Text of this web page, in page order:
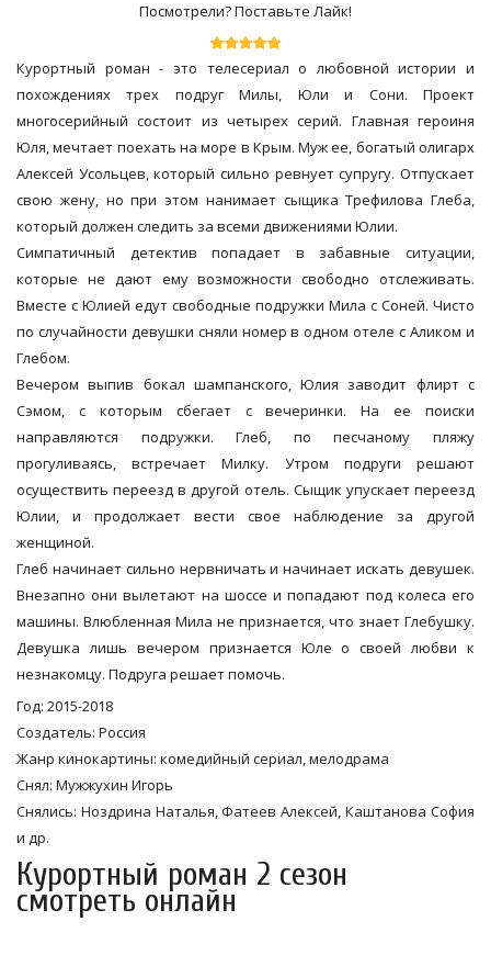
Посмотрели? Поставьте Лайк!
Курортный роман - это телесериал о любовной истории и
похождениях трех подруг Милы, Юли и Сони. Проект
многосерийный состоит из четырех серий. Главная героиня
Юля, мечтает поехать на море в Крым. Муж ее, богатый олигарх
Алексей Усольцев, который сильно ревнует супругу. Отпускает
свою жену, но при этом нанимает сыщика Трефилова Глеба,
который должен следить за всеми движениями Юлии.
Симпатичный детектив попадает в забавные ситуации,
которые не дают ему возможности свободно отслеживать.
Вместе с Юлией едут свободные подружки Мила с Соней. Чисто
по случайности девушки сняли номер в одном отеле с Аликом и
Глебом.
Вечером выпив бокал шампанского, Юлия заводит флирт с
Сэмом, с которым сбегает с вечеринки. На ее поиски
направляются подружки. Глеб, по песчаному пляжу
прогуливаясь, встречает Милку. Утром подруги решают
осуществить переезд в другой отель. Сыщик упускает переезд
Юлии, и продолжает вести свое наблюдение за другой
женщиной.
Глеб начинает сильно нервничать и начинает искать девушек.
Внезапно они вылетают на шоссе и попадают под колеса его
машины. Влюбленная Мила не признается, что знает Глебушку.
Девушка лишь вечером признается Юле о своей любви к
незнакомцу. Подруга решает помочь.
Год: 2015-2018
Создатель: Россия
Жанр кинокартины: комедийный сериал, мелодрама
Снял: Мужжухин Игорь
Снялись: Ноздрина Наталья, Фатеев Алексей, Каштанова София
и др.
Курортный роман 2 сезон
смотреть онлайн